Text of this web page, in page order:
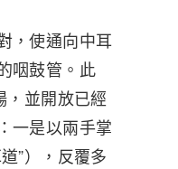
，使通向中耳
咽鼓管。此
，並開放已經
一是以兩手掌
”），反覆多